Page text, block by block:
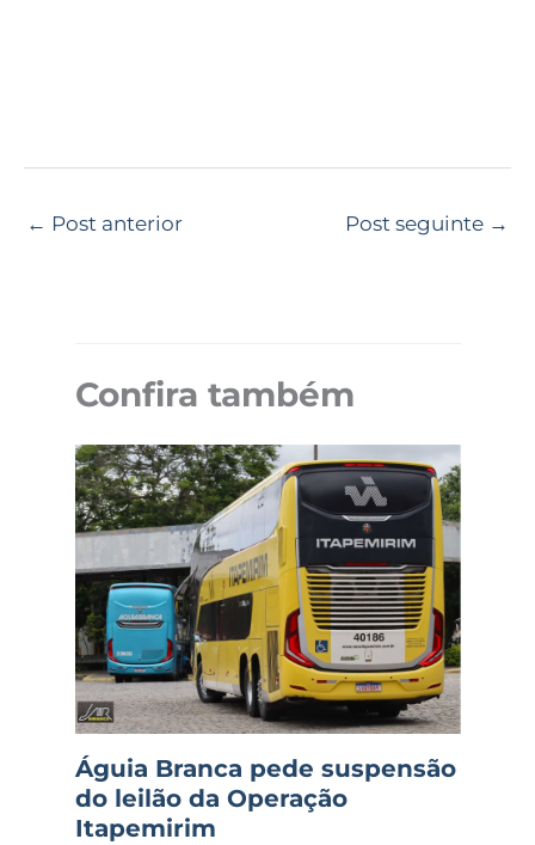
← Post anterior Post seguinte →
Confira também
Águia Branca pede suspensão
do leilão da Operação
Itapemirim